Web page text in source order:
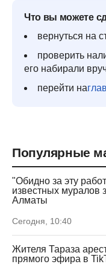
Что вы можете
вернуться на
проверить
его набирали
перейти на
Популярные
"Обидно за эту
известных муралов
Алматы
Сегодня, 10:40
Жителя Тараза
прямого эфира в